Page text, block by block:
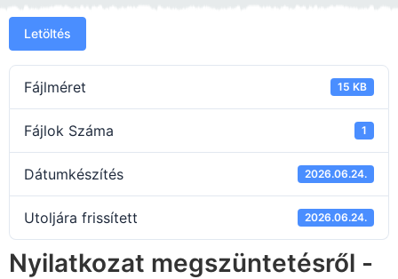
Letöltés
Fájlméret 15 KB
Fájlok Száma 1
Dátumkészítés 2026.06.24.
Utoljára frissített 2026.06.24.
Nyilatkozat megszüntetésről -